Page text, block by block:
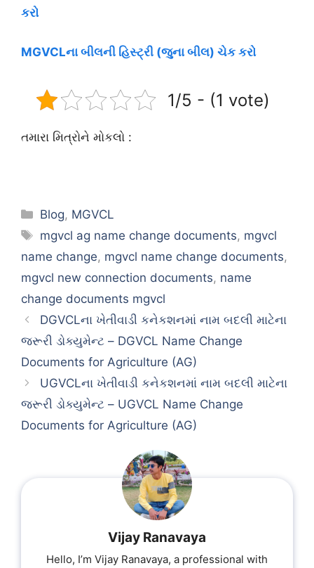
કરો
MGVCLના બીલની હિસ્ટ્રી (જુના બીલ) ચેક કરો
1/5 - (1 vote)
તમારા મિત્રોને મોકલો :
Categories
Blog, MGVCL
Tags
mgvcl ag name change documents, mgvcl
name change, mgvcl name change documents,
mgvcl new connection documents, name
change documents mgvcl
DGVCLના ખેતીવાડી કનેકશનમાં નામ બદલી માટેના
જરૂરી ડોક્યુમેન્ટ – DGVCL Name Change
Documents for Agriculture (AG)
UGVCLના ખેતીવાડી કનેકશનમાં નામ બદલી માટેના
જરૂરી ડોક્યુમેન્ટ – UGVCL Name Change
Documents for Agriculture (AG)
Vijay Ranavaya
Hello, I’m Vijay Ranavaya, a professional with